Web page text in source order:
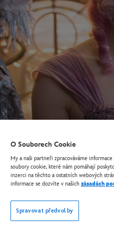
a čtyři říše:
O Souborech Cookie
My a naši partneři zpracováváme
soubory cookie, které nám pomáhají
inzerci na těchto a ostatních webových
informace se dozvíte v našich zásadách
Spravovat předvolby